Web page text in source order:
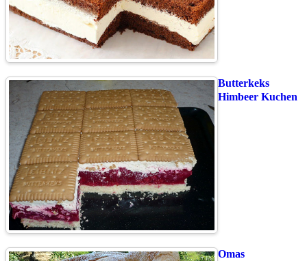
Butterkeks
Himbeer Kuchen
Omas